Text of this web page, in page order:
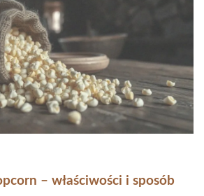
– właściwości i sposób